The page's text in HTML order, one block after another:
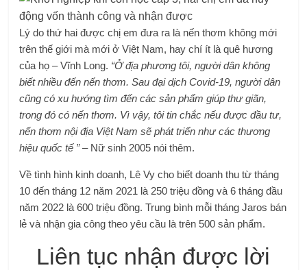
Lý do thứ hai được chị em đưa ra là nến thơm không mới
trên thế giới mà mới ở Việt Nam, hay chí ít là quê hương
của họ – Vĩnh Long. “Ở địa phương tôi, người dân không
biết nhiều đến nến thơm. Sau đại dịch Covid-19, người dân
cũng có xu hướng tìm đến các sản phẩm giúp thư giãn,
trong đó có nến thơm. Vì vậy, tôi tin chắc nếu được đầu tư,
nến thơm nội địa Việt Nam sẽ phát triển như các thương
hiệu quốc tế ”– Nữ sinh 2005 nói thêm.
Về tình hình kinh doanh, Lê Vy cho biết doanh thu từ tháng
10 đến tháng 12 năm 2021 là 250 triệu đồng và 6 tháng đầu
năm 2022 là 600 triệu đồng. Trung bình mỗi tháng Jaros bán
lẻ và nhận gia công theo yêu cầu là trên 500 sản phẩm.
Liên tục nhận được lời